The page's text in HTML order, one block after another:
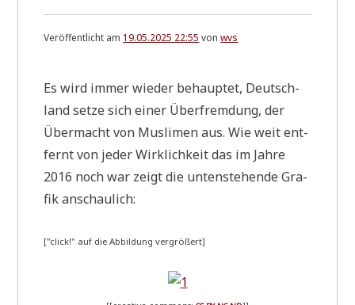
Veröffentlicht am 19.05.2025 22:55 vonwvs
Es wird immer wie­der behaup­tet, Deutsch­
land set­ze sich einer Über­frem­dung, der
Über­macht von Mus­li­men aus. Wie weit ent­
fernt von jeder Wirk­lich­keit das im Jah­re
2016 noch war zeigt die unten­ste­hen­de Gra­
fik anschaulich:
["click!" auf die Abbil­dung vergrößert]